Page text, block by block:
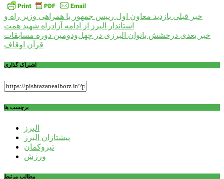
راهبری
نوشته
خبر قبلی بازدید معاون اول رییس جمهور با همراهی وزیر راه و
استاندار البرز از ادامه آزادراه شهید همت
خبر بعدی درخشش بانوان البرزی در چهل‌و‌دومین دوره مسابقات
قرآن اوقاف
اشتراک گذاری
برچسب ها
البرز
پیشتازان البرز
تیروکمان
ورزش
مطالب مرتبط